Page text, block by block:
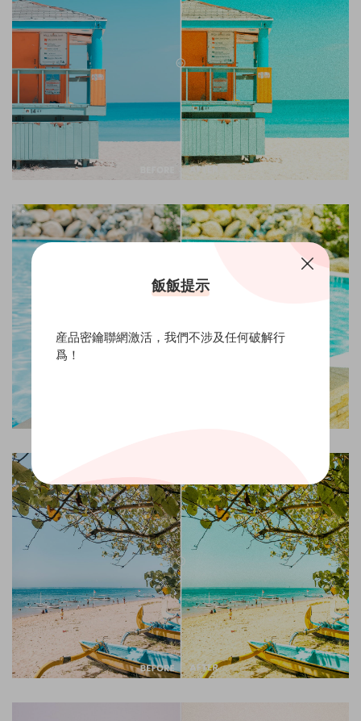
飯飯提示
産品密鑰聯網激活，我們不涉及任何破解行
爲！